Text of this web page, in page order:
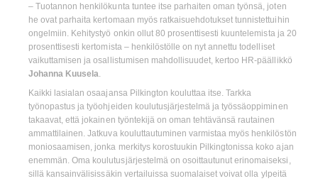
– Tuotannon henkilökunta tuntee itse parhaiten oman työnsä, joten
he ovat parhaita kertomaan myös ratkaisuehdotukset tunnistettuihin
ongelmiin. Kehitystyö onkin ollut 80 prosenttisesti kuuntelemista ja 20
prosenttisesti kertomista – henkilöstölle on nyt annettu todelliset
vaikuttamisen ja osallistumisen mahdollisuudet, kertoo HR-päällikkö
Johanna Kuusela
Kaikki lasialan osaajansa Pilkington kouluttaa itse. Tarkka
työnopastus ja työohjeiden koulutusjärjestelmä ja työssäoppiminen
takaavat, että jokainen työntekijä on oman tehtävänsä rautainen
ammattilainen. Jatkuva kouluttautuminen varmistaa myös henkilöstön
moniosaamisen, jonka merkitys korostuukin Pilkingtonissa koko ajan
enemmän. Oma koulutusjärjestelmä on osoittautunut erinomaiseksi,
sillä kansainvälisissäkin vertailuissa suomalaiset voivat olla ylpeitä